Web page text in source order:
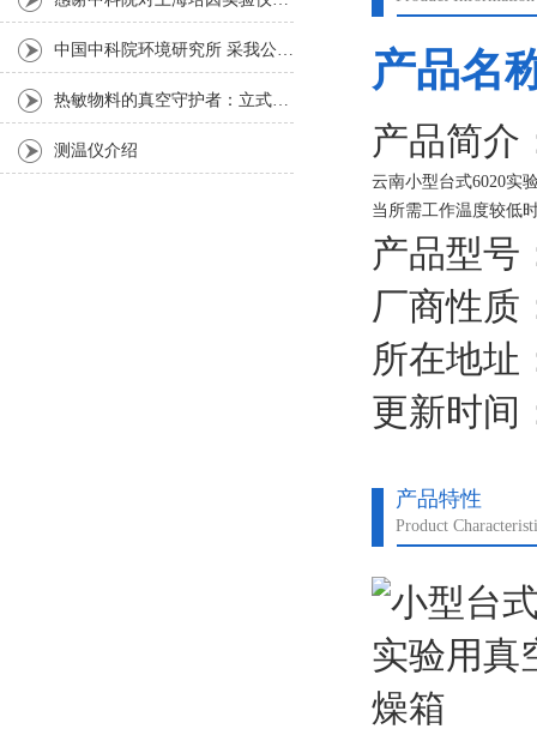
产品名
产品简介
云南小型台式6020实
当所需工作温度较低
至杜绝温度过冲现象
真空度，应先开真空
产品型号
厂商性质
所在地址
更新时间
产品特性
Product
中国中科院环境研究所 采我公司仪器300L人工气候箱 实验效果获高度评价
热敏物料的真空守护者：立式真空干燥箱选购指南
测温仪介绍